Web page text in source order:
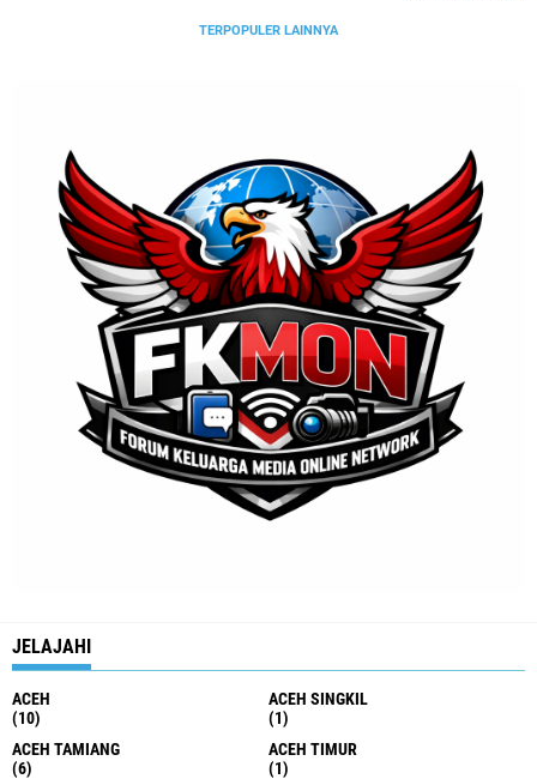
TERPOPULER LAINNYA
JELAJAHI
ACEH
(10)
ACEH SINGKIL
(1)
ACEH TAMIANG
(6)
ACEH TIMUR
(1)